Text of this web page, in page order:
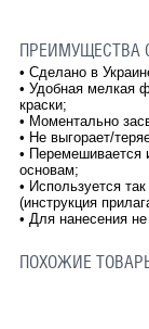
ПРЕИМУЩЕСТВА
• Сделано в
• Удобная мелкая
краски;
• Моментально
• Не выгорает/
•
основам;
• Используется
(инструкция
• Для нанесения
ПОХОЖИЕ